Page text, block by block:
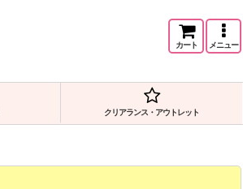
カート メニュー
クリアランス・アウトレット